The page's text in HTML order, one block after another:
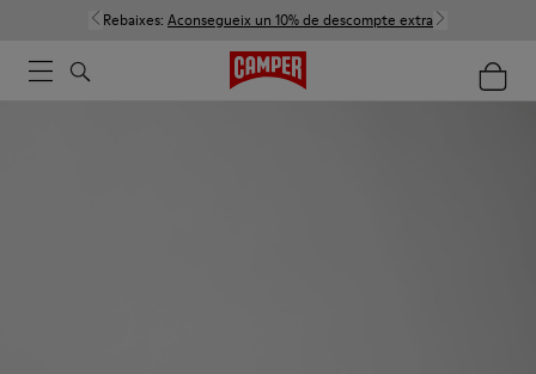
Rebaixes: Aconsegueix un 10% de descompte extra